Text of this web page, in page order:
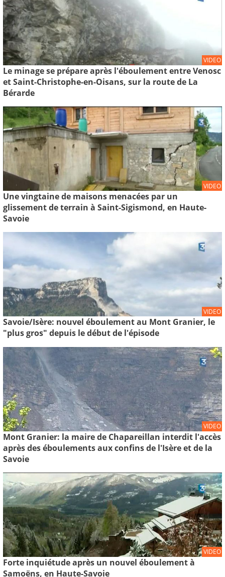
VIDEO
Le minage se prépare après l'éboulement entre Venosc
et Saint-Christophe-en-Oisans, sur la route de La
Bérarde
VIDEO
Une vingtaine de maisons menacées par un
glissement de terrain à Saint-Sigismond, en Haute-
Savoie
VIDEO
Savoie/Isère: nouvel éboulement au Mont Granier, le
"plus gros" depuis le début de l'épisode
VIDEO
Mont Granier: la maire de Chapareillan interdit l'accès
après des éboulements aux confins de l'Isère et de la
Savoie
VIDEO
Forte inquiétude après un nouvel éboulement à
Samoëns, en Haute-Savoie